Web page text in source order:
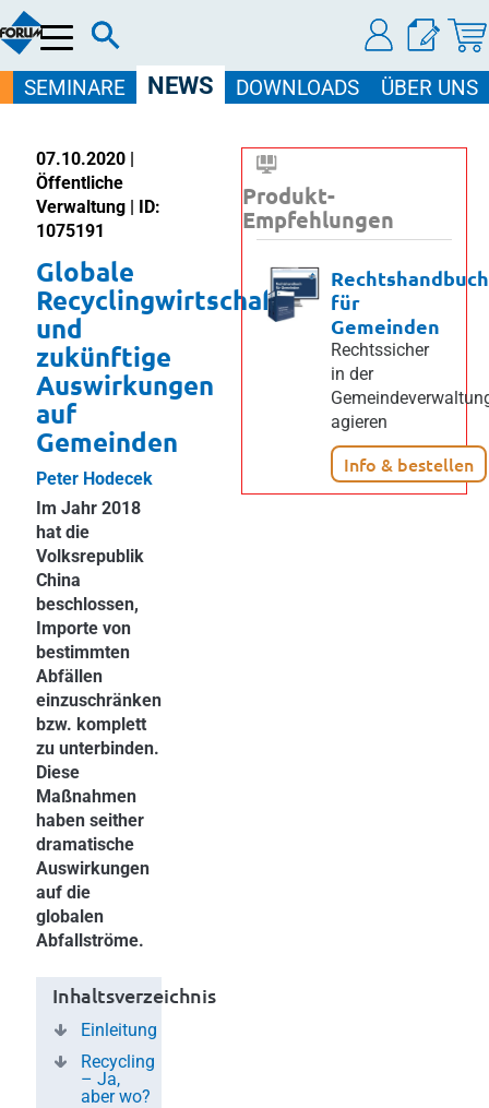
Menü
SEMINARE NEWS DOWNLOADS ÜBER UNS
07.10.2020 |
Öffentliche
Verwaltung | ID:
1075191
Globale
Recyclingwirtschaft
und
zukünftige
Auswirkungen
auf
Gemeinden
Peter Hodecek
Im Jahr 2018
hat die
Volksrepublik
China
beschlossen,
Importe von
bestimmten
Abfällen
einzuschränken
bzw. komplett
zu unterbinden.
Diese
Maßnahmen
haben seither
dramatische
Auswirkungen
auf die
globalen
Abfallströme.
Inhaltsverzeichnis
Einleitung
Recycling
– Ja,
aber wo?
Produkt-
Empfehlungen
Rechtshandbuch
für
Gemeinden
Rechtssicher
in der
agieren
Info & bestellen